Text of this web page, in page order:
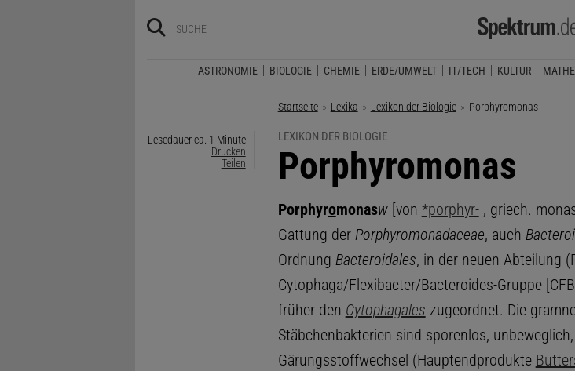
ASTRONOMIE BIOLOGIE CHEMIE ERDE/UMWELT IT/TECH KULTUR
Startseite Lexika Lexikon der Biologie Aktuelle Seite:
Porphyromonas
Lesedauer ca. 1 Minute
Drucken
Teilen
LEXIKON DER BIOLOGIE
:
Porphyromonas
Porphyromonasw[von *porphyr-, griech.
Gattung der Porphyromonadaceae, auch
Ordnung Bacteroidales, in der neuen Abteilung
Cytophaga/Flexibacter/Bacteroides-Gruppe
früher den Cytophagales zugeordnet. Die
Stäbchenbakterien sind sporenlos,
Gärungsstoffwechsel (Hauptendprodukte